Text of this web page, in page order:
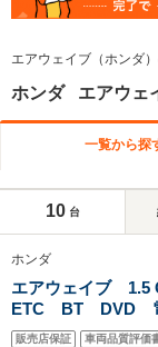
エアウェイブ（ホンダ
ホンダ エアウェ
一覧から探
10 台
ホンダ
エアウェイブ
ETC BT DVD
ー パワーステア
販売店保証 車両品質評価